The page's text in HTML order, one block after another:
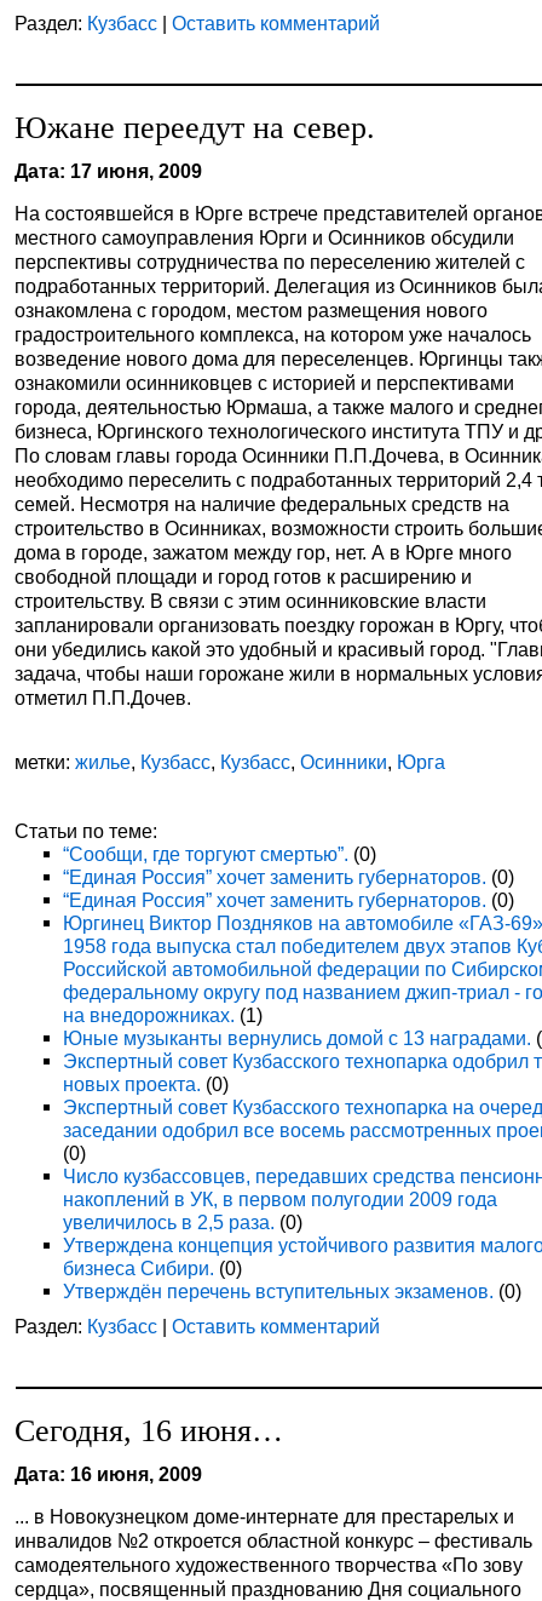
Раздел: Кузбасс |Оставить комментарий
Южане переедут на север.
Дата: 17 июня, 2009
На состоявшейся в Юрге встрече представителей
местного самоуправления Юрги и Осинников обсудили
перспективы сотрудничества по переселению жителей с
подработанных территорий. Делегация из Осинников
ознакомлена с городом, местом размещения нового
градостроительного комплекса, на котором уже началось
возведение нового дома для переселенцев. Юргинцы
ознакомили осинниковцев с историей и перспективами
города, деятельностью Юрмаша, а также малого и
бизнеса, Юргинского технологического института ТПУ и
По словам главы города Осинники П.П.Дочева, в
необходимо переселить с подработанных территорий 2,4
семей. Несмотря на наличие федеральных средств на
строительство в Осинниках, возможности строить
дома в городе, зажатом между гор, нет. А в Юрге много
свободной площади и город готов к расширению и
строительству. В связи с этим осинниковские власти
запланировали организовать поездку горожан в Юргу,
они убедились какой это удобный и красивый город.
задача, чтобы наши горожане жили в нормальных
отметил П.П.Дочев.
метки:жилье, Кузбасс, Кузбасс,Осинники, Юрга
Статьи по теме:
“Сообщи, где торгуют смертью”. (0)
“Единая Россия” хочет заменить губернаторов. (0)
“Единая Россия” хочет заменить губернаторов. (0)
Юргинец Виктор Поздняков на автомобиле «ГАЗ-
1958 года выпуска стал победителем двух этапов
Российской автомобильной федерации по
федеральному округу под названием джип-триал -
на внедорожниках. (1)
Юные музыканты вернулись домой с 13 наградами.
Экспертный совет Кузбасского технопарка одобрил
новых проекта. (0)
Экспертный совет Кузбасского технопарка на
заседании одобрил все восемь рассмотренных
(0)
Число кузбассовцев, передавших средства
накоплений в УК, в первом полугодии 2009 года
увеличилось в 2,5 раза. (0)
Утверждена концепция устойчивого развития
бизнеса Сибири. (0)
Утверждён перечень вступительных экзаменов. (0)
Раздел: Кузбасс |Оставить комментарий
Сегодня, 16 июня…
Дата: 16 июня, 2009
... в Новокузнецком доме-интернате для престарелых и
инвалидов №2 откроется областной конкурс – фестиваль
самодеятельного художественного творчества «По зову
сердца», посвященный празднованию Дня социального